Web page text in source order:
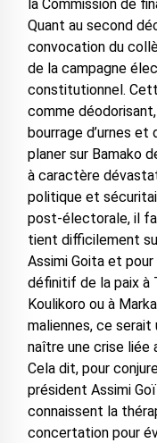
la Commission de
Quant au second
convocation du
de la campagne
constitutionnel.
comme
bourrage d’urnes
planer sur Bamako
à caractère
politique et
post-électorale, il
tient difficilement
Assimi Goita et
définitif de la paix à
Koulikoro ou à
maliennes, ce serait
naître une crise liée
Cela dit, pour
président Assimi
connaissent la
concertation pour